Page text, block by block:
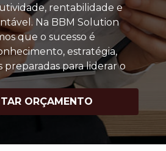
rentabilidade e
Na BBM Solution
que o sucesso é
estratégia,
preparadas para liderar o
ORÇAMENTO